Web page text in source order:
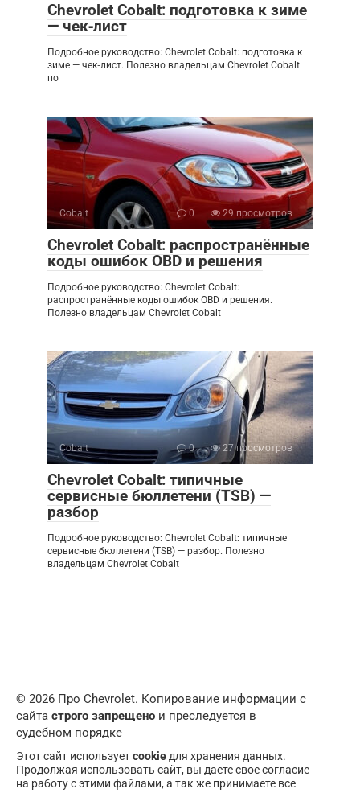
Chevrolet Cobalt: подготовка к зиме
— чек‑лист
Подробное руководство: Chevrolet Cobalt: подготовка к
зиме — чек‑лист. Полезно владельцам Chevrolet Cobalt
по
Cobalt 0 29 просмотров
Chevrolet Cobalt: распространённые
коды ошибок OBD и решения
Подробное руководство: Chevrolet Cobalt:
распространённые коды ошибок OBD и решения.
Полезно владельцам Chevrolet Cobalt
Cobalt 0 27 просмотров
Chevrolet Cobalt: типичные
сервисные бюллетени (TSB) —
разбор
Подробное руководство: Chevrolet Cobalt: типичные
сервисные бюллетени (TSB) — разбор. Полезно
владельцам Chevrolet Cobalt
© 2026 Про Chevrolet. Копирование информации с
сайта строго запрещено и преследуется в
судебном порядке
Этот сайт используетcookie для хранения данных.
Продолжая использовать сайт, вы даете свое согласие
на работу с этими файлами, а так же принимаете все